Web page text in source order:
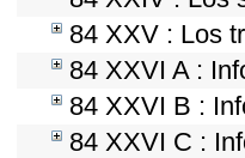
84 XXV : Los
84 XXVI A :
84 XXVI B :
84 XXVI C :